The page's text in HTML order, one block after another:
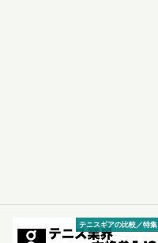
テニスギアの比較／特集